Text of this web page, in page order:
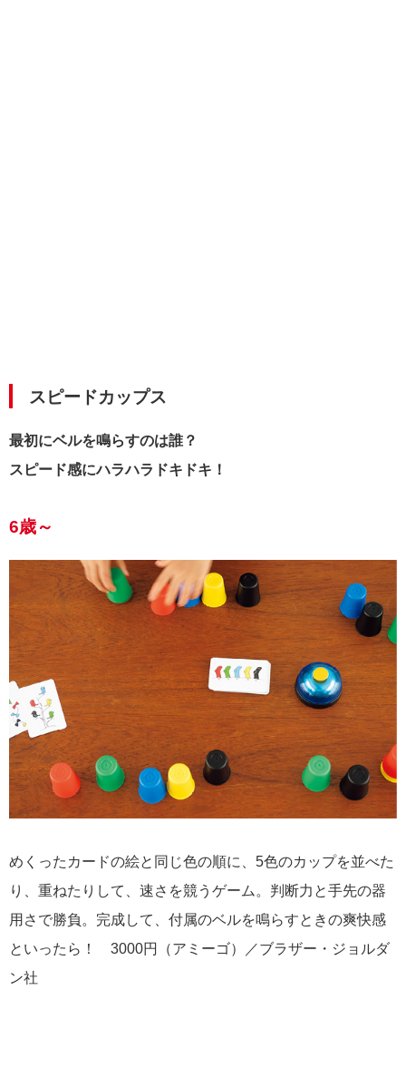
スピードカップス
最初にベルを鳴らすのは誰？
スピード感にハラハラドキドキ！
6歳～
めくったカードの絵と同じ色の順に、5色のカップを並べた
り、重ねたりして、速さを競うゲーム。判断力と手先の器
用さで勝負。完成して、付属のベルを鳴らすときの爽快感
といったら！ 3000円（アミーゴ）／ブラザー・ジョルダ
ン社